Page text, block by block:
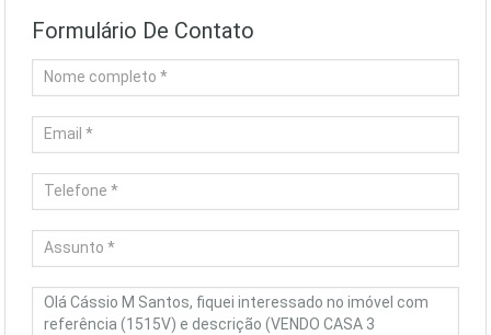
Formulário De Contato